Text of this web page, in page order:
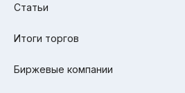
Статьи
Итоги торгов
Биржевые компании